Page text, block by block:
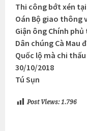
Thi công bớt xén
Oán Bộ giao thông
Giận ông Chính
Dân chúng Cà Mau
Quốc lộ mà chi
30/10/2018
Tú Sụn
Post Views: 1.796